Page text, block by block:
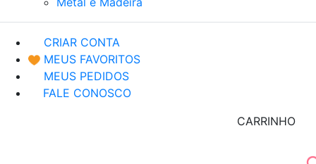
CRIAR CONTA
MEUS FAVORITOS
MEUS PEDIDOS
FALE CONOSCO
CARRINHO